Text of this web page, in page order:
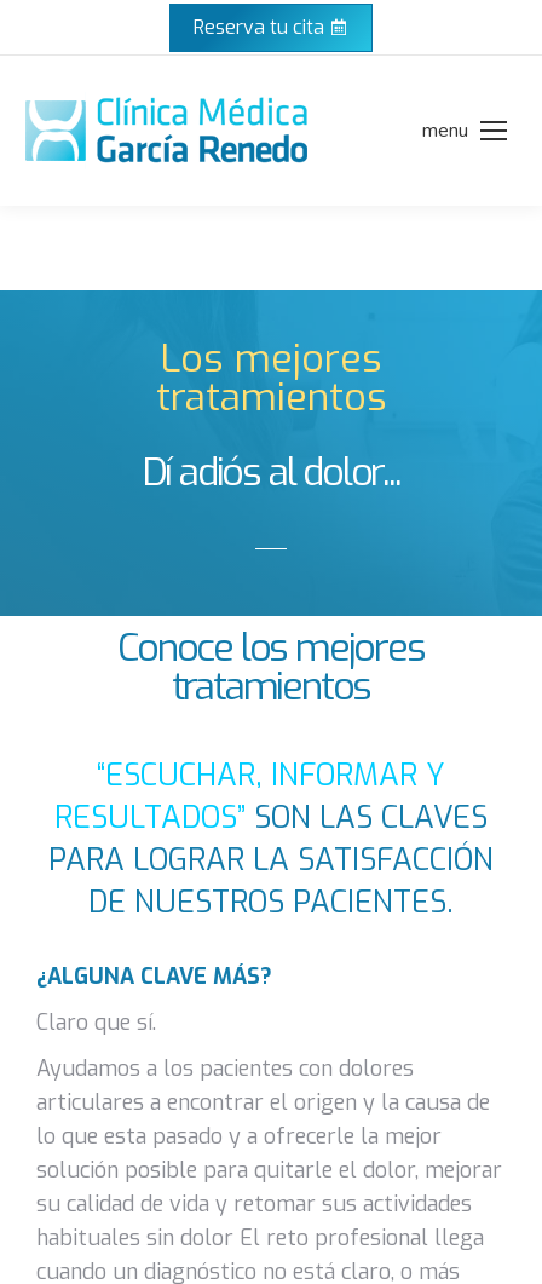
Reserva tu cita
menu
Los mejores
tratamientos
Dí adiós al dolor...
Conoce los mejores
tratamientos
“ESCUCHAR, INFORMAR Y
RESULTADOS” SON LAS CLAVES
PARA LOGRAR LA SATISFACCIÓN
DE NUESTROS PACIENTES.
¿ALGUNA CLAVE MÁS?
Claro que sí.
Ayudamos a los pacientes con dolores
articulares a encontrar el origen y la causa de
lo que esta pasado y a ofrecerle la mejor
solución posible para quitarle el dolor, mejorar
su calidad de vida y retomar sus actividades
habituales sin dolor El reto profesional llega
cuando un diagnóstico no está claro, o más